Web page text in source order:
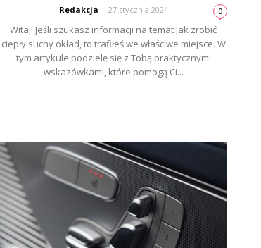
Redakcja - 27 stycznia 2024 0
Witaj! Jeśli szukasz informacji na temat jak zrobić
ciepły suchy okład, to trafiłeś we właściwe miejsce. W
tym artykule podzielę się z Tobą praktycznymi
wskazówkami, które pomogą Ci...